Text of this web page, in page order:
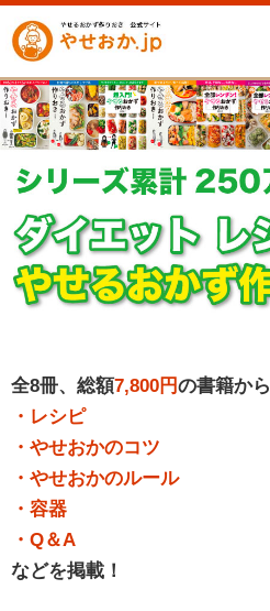
全8冊、総額7,800円の書籍から
・レシピ
・やせおかのコツ
・やせおかのルール
・容器
・Q＆A
などを掲載！